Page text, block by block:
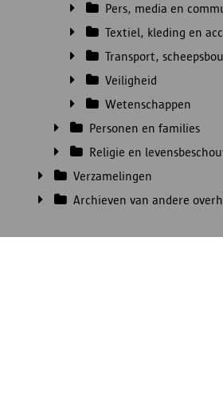
Pers, media en
Textiel, kleding en
Transport,
Veiligheid
Wetenschappen
Personen en families
Religie en
Verzamelingen
Archieven van andere